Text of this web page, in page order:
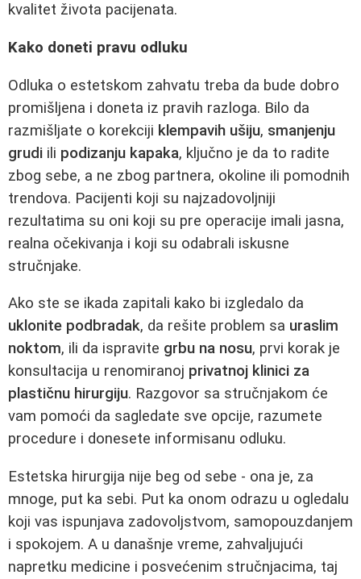
kvalitet života pacijenata.
Kako doneti pravu odluku
Odluka o estetskom zahvatu treba da bude dobro
promišljena i doneta iz pravih razloga. Bilo da
razmišljate o korekciji klempavih ušiju, smanjenju
grudi ili podizanju kapaka, ključno je da to radite
zbog sebe, a ne zbog partnera, okoline ili pomodnih
trendova. Pacijenti koji su najzadovoljniji
rezultatima su oni koji su pre operacije imali jasna,
realna očekivanja i koji su odabrali iskusne
stručnjake.
Ako ste se ikada zapitali kako bi izgledalo da
uklonite podbradak, da rešite problem sa uraslim
noktom, ili da ispravite grbu na nosu, prvi korak je
konsultacija u renomiranoj privatnoj klinici za
plastičnu hirurgiju. Razgovor sa stručnjakom će
vam pomoći da sagledate sve opcije, razumete
procedure i donesete informisanu odluku.
Estetska hirurgija nije beg od sebe - ona je, za
mnoge, put ka sebi. Put ka onom odrazu u ogledalu
koji vas ispunjava zadovoljstvom, samopouzdanjem
i spokojem. A u današnje vreme, zahvaljujući
napretku medicine i posvećenim stručnjacima, taj